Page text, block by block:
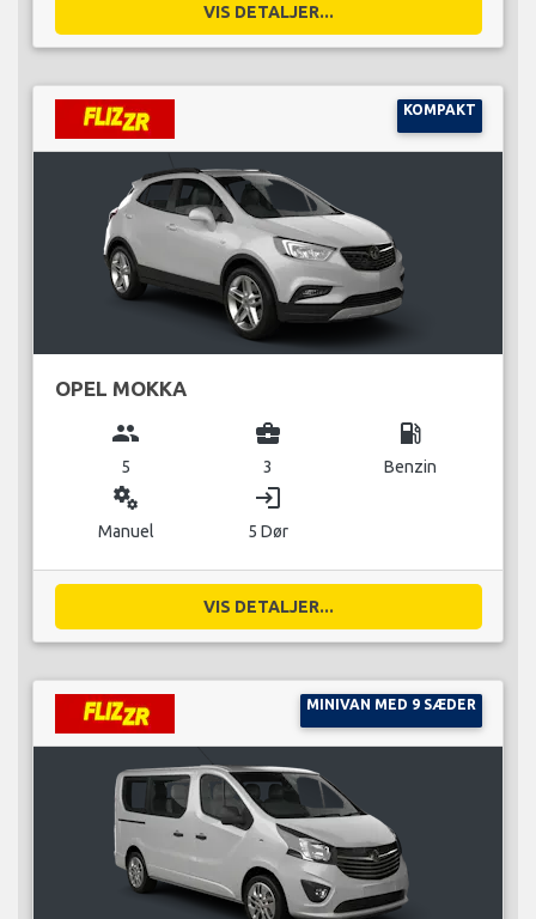
VIS DETALJER...
KOMPAKT
OPEL MOKKA
group
5
business_center
3
local_gas_station
Benzin
miscellaneous_services
Manuel
login
5 Dør
VIS DETALJER...
MINIVAN MED 9 SÆDER